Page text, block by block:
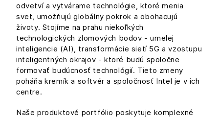
odvetví a vytvárame technológie, ktoré menia
svet, umožňujú globálny pokrok a obohacujú
životy. Stojíme na prahu niekoľkých
technologických zlomových bodov - umelej
inteligencie (AI), transformácie sietí 5G a vzostupu
inteligentných okrajov - ktoré budú spoločne
formovať budúcnosť technológií. Tieto zmeny
poháňa kremík a softvér a spoločnosť Intel je v ich
centre.
Naše produktové portfólio poskytuje komplexné